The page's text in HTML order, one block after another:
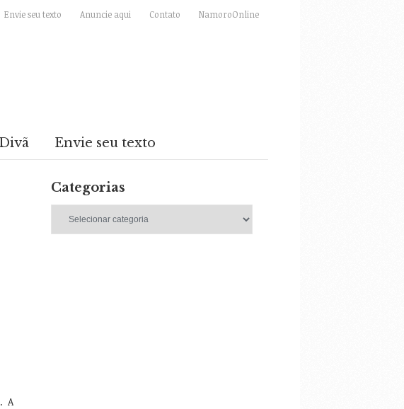
Envie seu texto Anuncie aqui Contato NamoroOnline
Divã Envie seu texto
A
Categorias